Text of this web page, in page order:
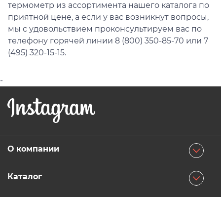
термометр из ассортимента нашего каталога по
приятной цене, а если у вас возникнут вопросы,
мы с удовольствием проконсультируем вас по
телефону горячей линии 8 (800) 350-85-70 или 7
(495) 320-15-15.
-
О компании
Каталог